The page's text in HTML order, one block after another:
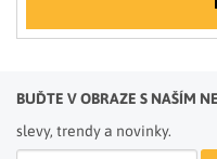
BUĎTE V OBRAZE S NAŠÍM
slevy, trendy a novinky.